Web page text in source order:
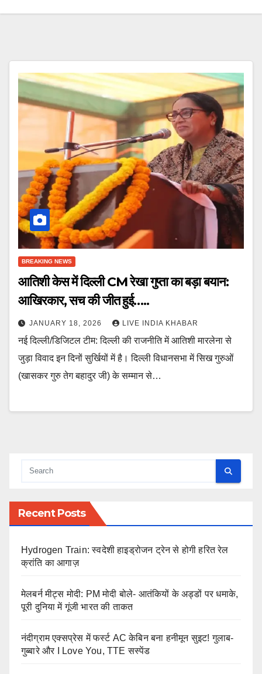
BREAKING NEWS
आतिशी केस में दिल्ली CM रेखा गुप्ता का बड़ा बयान:
आखिरकार, सच की जीत हुई…..
JANUARY 18, 2026 LIVE INDIA KHABAR
नई दिल्ली/डिजिटल टीम: दिल्ली की राजनीति में आतिशी मारलेना से
जुड़ा विवाद इन दिनों सुर्खियों में है। दिल्ली विधानसभा में सिख गुरुओं
(खासकर गुरु तेग बहादुर जी) के सम्मान से…
Recent Posts
Hydrogen Train: स्वदेशी हाइड्रोजन ट्रेन से होगी हरित रेल
क्रांति का आगाज़
मेलबर्न मीट्स मोदी: PM मोदी बोले- आतंकियों के अड्डों पर धमाके,
पूरी दुनिया में गूंजी भारत की ताकत
नंदीग्राम एक्सप्रेस में फर्स्ट AC केबिन बना हनीमून सुइट! गुलाब-
गुब्बारे और I Love You, TTE सस्पेंड